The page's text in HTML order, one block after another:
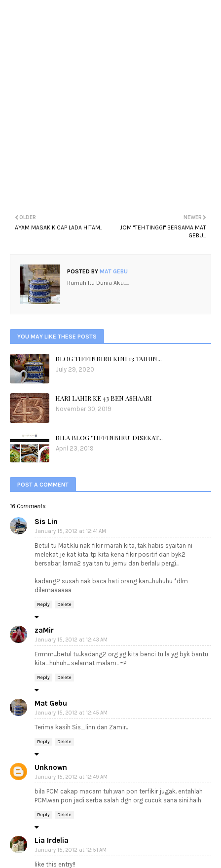
NEWER
JOM "TEH TINGGI" BERSAMA MAT
GEBU...
OLDER
AYAM MASAK KICAP LADA HITAM..
POSTED BY MAT GEBU
Rumah Itu Dunia Aku.....
YOU MAY LIKE THESE POSTS
BLOG TIFFINBIRU KINI 13 TAHUN...
July 29, 2020
HARI LAHIR KE 43 BEN ASHAARI
November 30, 2019
BILA BLOG 'TIFFINBIRU' DISEKAT...
April 23, 2019
POST A COMMENT
16 Comments
Sis Lin
January 15, 2012 at 12:41 AM
Betul tu Mat.klu nak fikir marah kita, tak habis syaitan ni
melekat je kat kita..tp kita kena fikir positif dan byk2
bersabar, lama2 syaitan tu jemu dan berlalu pergi...
kadang2 susah nak baca hati orang kan...huhuhu *dlm
dilemaaaaaa
Reply Delete
zaMir
January 15, 2012 at 12:43 AM
Errmm...betul tu..kadang2 org yg kita benci tu la yg byk bantu
kita....huhuh... selamat malam.. =P
Reply Delete
Mat Gebu
January 15, 2012 at 12:45 AM
Terima kasih Sis_linn dan Zamir..
Reply Delete
Unknown
January 15, 2012 at 12:49 AM
bila PCM cakap macam tuh,wan pon terfikir jugak. entahlah
PCM.wan pon jadi serba salah dgn org cucuk sana sini.haih
Reply Delete
Lia Irdelia
January 15, 2012 at 12:51 AM
like this entry!!